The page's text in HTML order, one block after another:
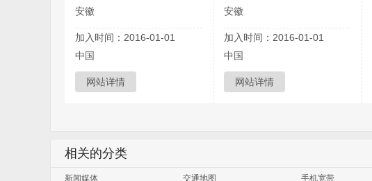
安徽
加入时间：2016-01-01
中国
网站详情
安徽
加入时间：2016-01-01
中国
网站详情
相关的分类
新闻媒体 交通地图 手机宽带